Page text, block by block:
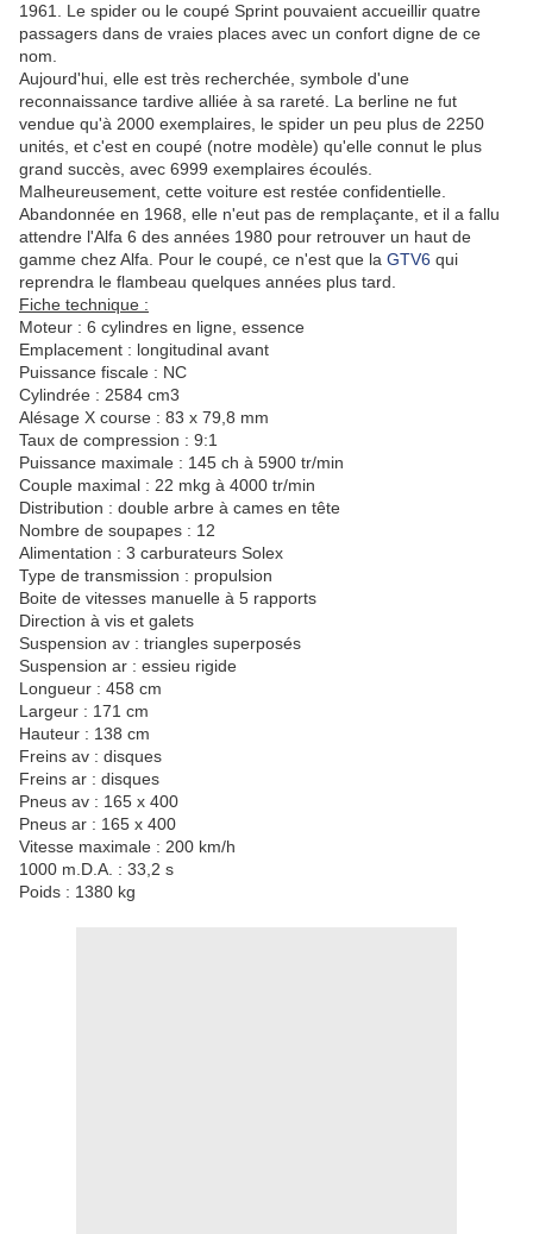
1961. Le spider ou le coupé Sprint pouvaient accueillir quatre
passagers dans de vraies places avec un confort digne de ce
nom.
Aujourd'hui, elle est très recherchée, symbole d'une
reconnaissance tardive alliée à sa rareté. La berline ne fut
vendue qu'à 2000 exemplaires, le spider un peu plus de 2250
unités, et c'est en coupé (notre modèle) qu'elle connut le plus
grand succès, avec 6999 exemplaires écoulés.
Malheureusement, cette voiture est restée confidentielle.
Abandonnée en 1968, elle n'eut pas de remplaçante, et il a fallu
attendre l'Alfa 6 des années 1980 pour retrouver un haut de
gamme chez Alfa. Pour le coupé, ce n'est que la GTV6 qui
reprendra le flambeau quelques années plus tard.
Fiche technique :
Moteur : 6 cylindres en ligne, essence
Emplacement : longitudinal avant
Puissance fiscale : NC
Cylindrée : 2584 cm3
Alésage X course : 83 x 79,8 mm
Taux de compression : 9:1
Puissance maximale : 145 ch à 5900 tr/min
Couple maximal : 22 mkg à 4000 tr/min
Distribution : double arbre à cames en tête
Nombre de soupapes : 12
Alimentation : 3 carburateurs Solex
Type de transmission : propulsion
Boite de vitesses manuelle à 5 rapports
Direction à vis et galets
Suspension av : triangles superposés
Suspension ar : essieu rigide
Longueur : 458 cm
Largeur : 171 cm
Hauteur : 138 cm
Freins av : disques
Freins ar : disques
Pneus av : 165 x 400
Pneus ar : 165 x 400
Vitesse maximale : 200 km/h
1000 m.D.A. : 33,2 s
Poids : 1380 kg